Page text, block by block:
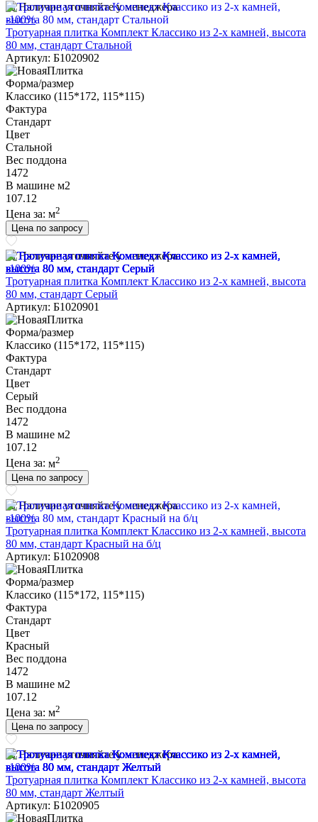
Наличие уточняйте у менеджера
-100%
Тротуарная плитка Комплект Классико из 2-х камней, высота
80 мм, стандарт Стальной
Артикул: Б1020902
Форма/размер
Классико (115*172, 115*115)
Фактура
Стандарт
Цвет
Стальной
Вес поддона
1472
В машине м2
107.12
Цена за: м2
Цена по запросу
Наличие уточняйте у менеджера
-100%
Тротуарная плитка Комплект Классико из 2-х камней, высота
80 мм, стандарт Серый
Артикул: Б1020901
Форма/размер
Классико (115*172, 115*115)
Фактура
Стандарт
Цвет
Серый
Вес поддона
1472
В машине м2
107.12
Цена за: м2
Цена по запросу
Наличие уточняйте у менеджера
-100%
Тротуарная плитка Комплект Классико из 2-х камней, высота
80 мм, стандарт Красный на б/ц
Артикул: Б1020908
Форма/размер
Классико (115*172, 115*115)
Фактура
Стандарт
Цвет
Красный
Вес поддона
1472
В машине м2
107.12
Цена за: м2
Цена по запросу
Наличие уточняйте у менеджера
-100%
Тротуарная плитка Комплект Классико из 2-х камней, высота
80 мм, стандарт Желтый
Артикул: Б1020905